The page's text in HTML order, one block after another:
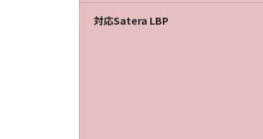
対応Satera LBP